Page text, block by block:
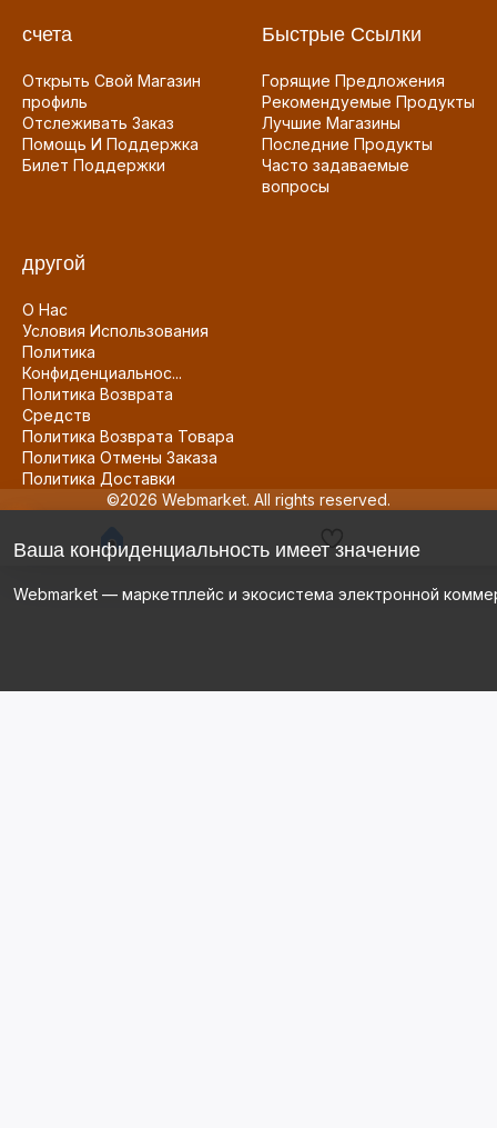
счета
Открыть Свой Магазин
профиль
Отслеживать Заказ
Помощь И Поддержка
Билет Поддержки
Быстрые Ссылки
Горящие Предложения
Рекомендуемые Продукты
Лучшие Магазины
Последние Продукты
Часто задаваемые
вопросы
другой
О Нас
Условия Использования
Политика
Конфиденциальнос...
Политика Возврата
Средств
Политика Возврата Товара
Политика Отмены Заказа
Политика Доставки
©2026 Webmarket. All rights reserved.
Ваша конфиденциальность имеет значение
Webmarket — маркетплейс и экосистема электронной